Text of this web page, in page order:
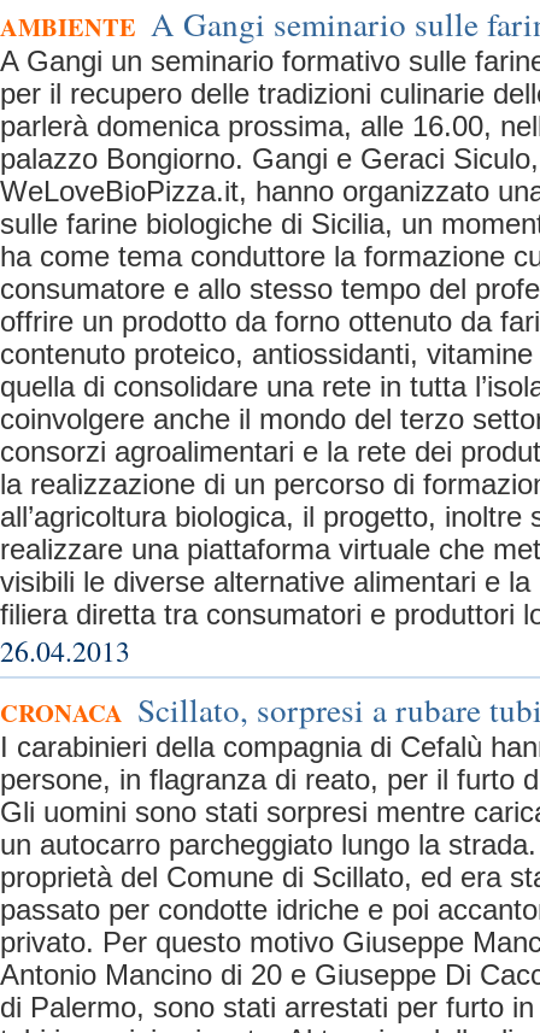
AMBIENTE A Gangi seminario sulle
A Gangi un seminario formativo sulle
per il recupero delle tradizioni culinarie
parlerà domenica prossima, alle 16.00,
palazzo Bongiorno. Gangi e Geraci
WeLoveBioPizza.it, hanno organizzato
sulle farine biologiche di Sicilia, un
ha come tema conduttore la formazione
consumatore e allo stesso tempo del
offrire un prodotto da forno ottenuto da
contenuto proteico, antiossidanti, vitamine
quella di consolidare una rete in tutta
coinvolgere anche il mondo del terzo
consorzi agroalimentari e la rete dei
la realizzazione di un percorso di
all’agricoltura biologica, il progetto, inoltre
realizzare una piattaforma virtuale che
visibili le diverse alternative alimentari e
filiera diretta tra consumatori e produttori
26.04.2013
CRONACA Scillato, sorpresi a rubare
I carabinieri della compagnia di Cefalù
persone, in flagranza di reato, per il furto
Gli uomini sono stati sorpresi mentre
un autocarro parcheggiato lungo la
proprietà del Comune di Scillato, ed era
passato per condotte idriche e poi
privato. Per questo motivo Giuseppe
Antonio Mancino di 20 e Giuseppe Di
di Palermo, sono stati arrestati per furto